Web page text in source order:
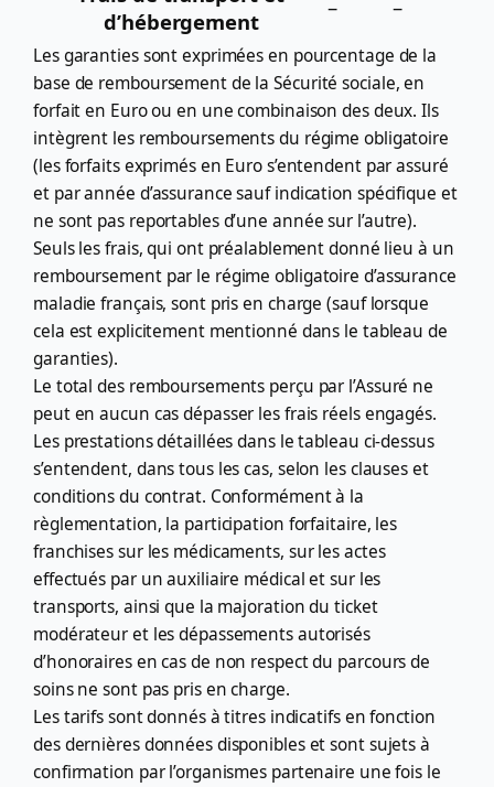
d’hébergement
– –
Les garanties sont exprimées en pourcentage de la
base de remboursement de la Sécurité sociale, en
forfait en Euro ou en une combinaison des deux. Ils
intègrent les remboursements du régime obligatoire
(les forfaits exprimés en Euro s’entendent par assuré
et par année d’assurance sauf indication spécifique et
ne sont pas reportables d’une année sur l’autre).
Seuls les frais, qui ont préalablement donné lieu à un
remboursement par le régime obligatoire d’assurance
maladie français, sont pris en charge (sauf lorsque
cela est explicitement mentionné dans le tableau de
garanties).
Le total des remboursements perçu par l’Assuré ne
peut en aucun cas dépasser les frais réels engagés.
Les prestations détaillées dans le tableau ci-dessus
s’entendent, dans tous les cas, selon les clauses et
conditions du contrat. Conformément à la
règlementation, la participation forfaitaire, les
franchises sur les médicaments, sur les actes
effectués par un auxiliaire médical et sur les
transports, ainsi que la majoration du ticket
modérateur et les dépassements autorisés
d’honoraires en cas de non respect du parcours de
soins ne sont pas pris en charge.
Les tarifs sont donnés à titres indicatifs en fonction
des dernières données disponibles et sont sujets à
confirmation par l’organismes partenaire une fois le